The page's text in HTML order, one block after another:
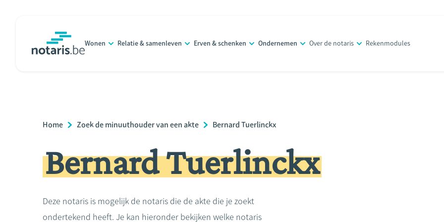
Wonen Relatie & samenleven Erven & schenken Ondernemen Over de notaris Rekenmodules
Breadcrumb
Home Zoek de minuuthouder van een akte Bernard Tuerlinckx
Bernard Tuerlinckx
Deze notaris is mogelijk de notaris die de akte die je zoekt
ondertekend heeft. Je kan hieronder bekijken welke notaris